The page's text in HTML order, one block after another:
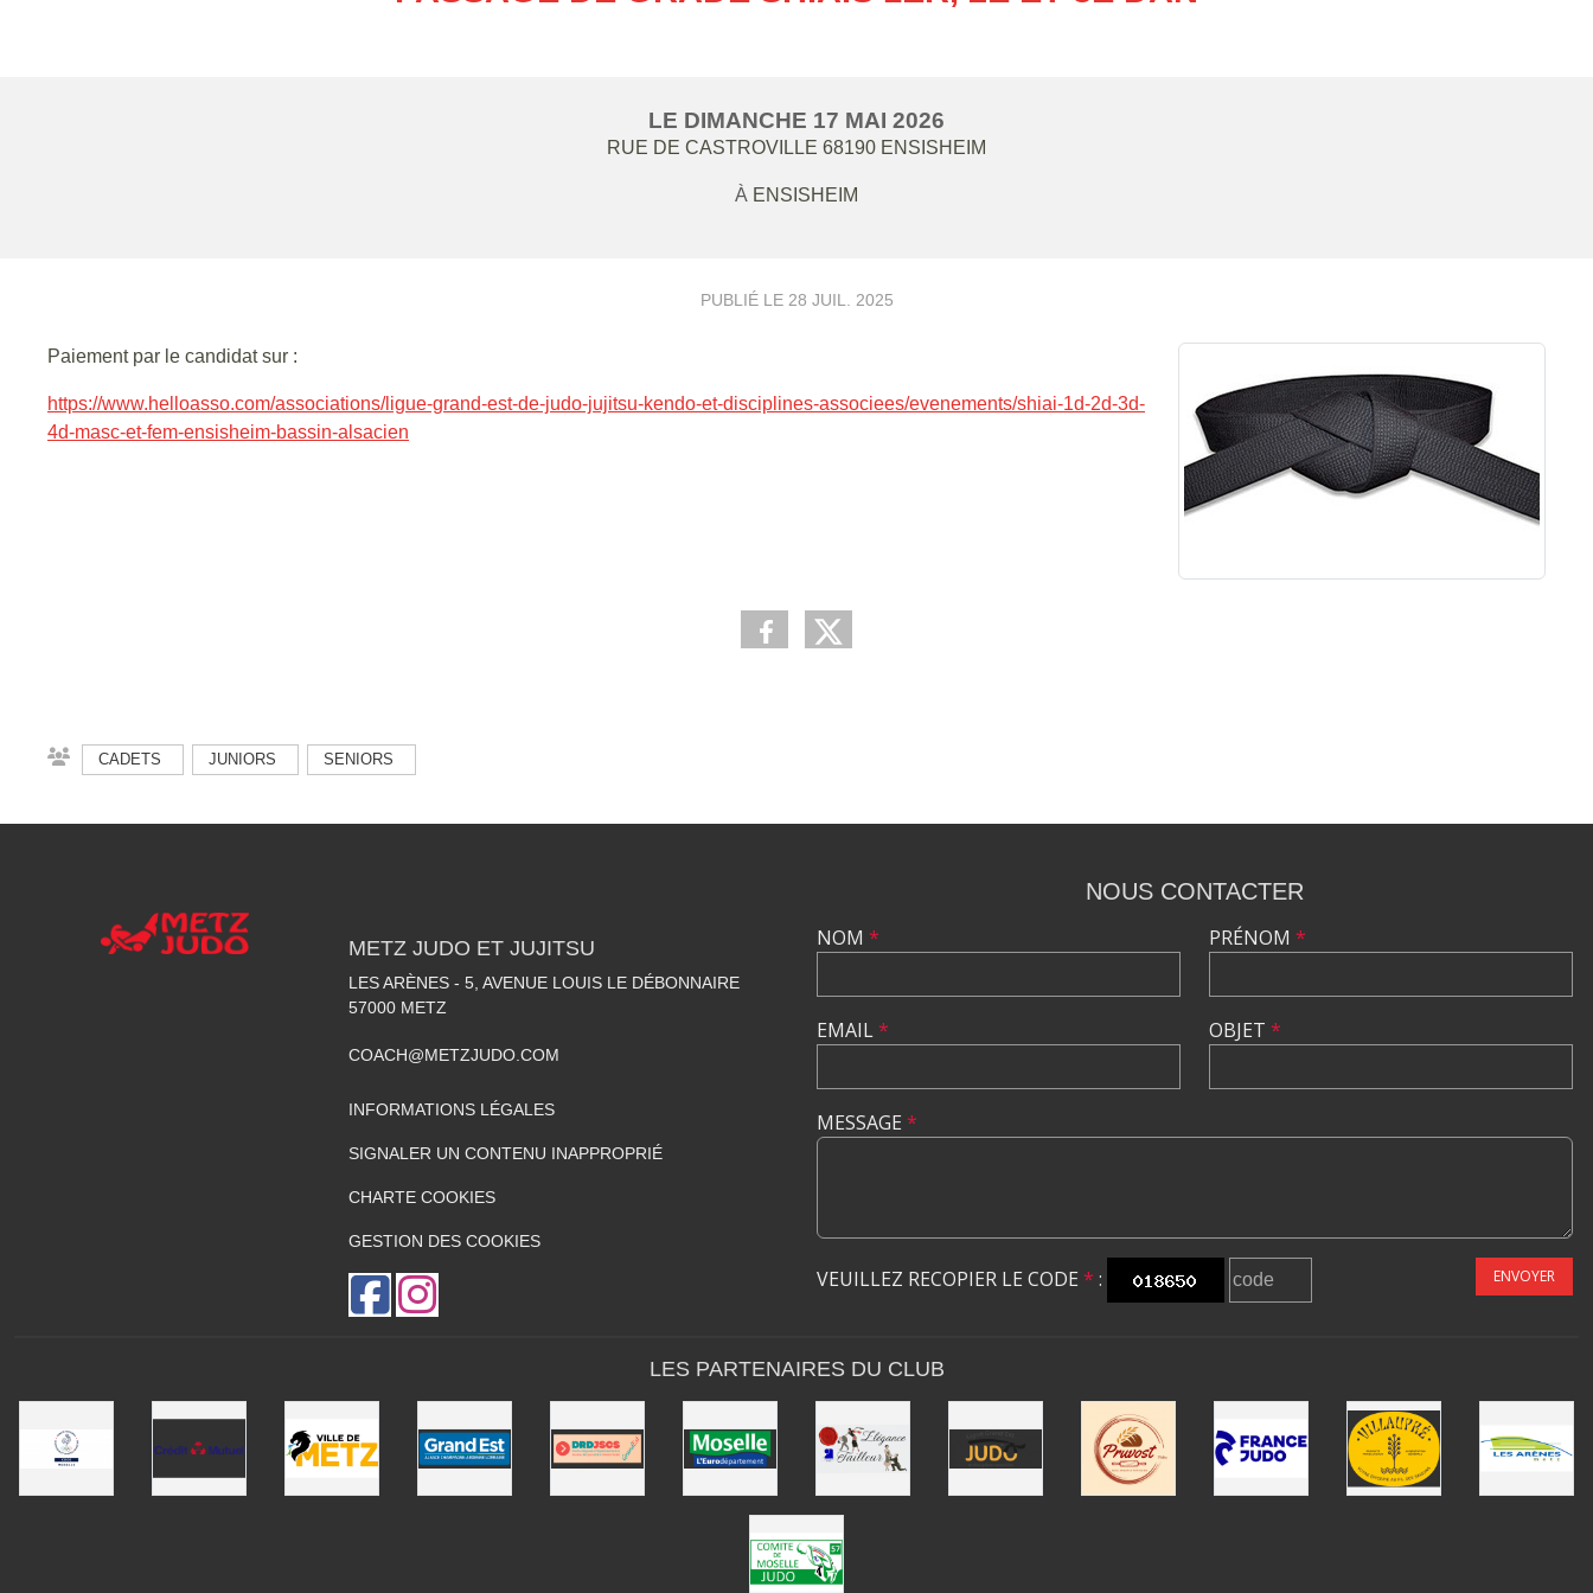
LE DIMANCHE 17 MAI 2026
RUE DE CASTROVILLE 68190 ENSISHEIM
À ENSISHEIM
PUBLIÉ LE 28 JUIL. 2025
Paiement par le candidat sur :
https://www.helloasso.com/associations/ligue-grand-est-de-judo-jujitsu-kendo-et-disciplines-associees/evenements/shiai-1d-2d-3d-
4d-masc-et-fem-ensisheim-bassin-alsacien
CADETS JUNIORS SENIORS
METZ JUDO ET JUJITSU
LES ARÈNES - 5, AVENUE LOUIS LE DÉBONNAIRE
57000 METZ
COACH@METZJUDO.COM
INFORMATIONS LÉGALES
SIGNALER UN CONTENU INAPPROPRIÉ
CHARTE COOKIES
GESTION DES COOKIES
NOUS CONTACTER
NOM *
EMAIL*
PRÉNOM *
OBJET *
MESSAGE *
VEUILLEZ RECOPIER LE CODE * : ENVOYER
LES PARTENAIRES DU CLUB